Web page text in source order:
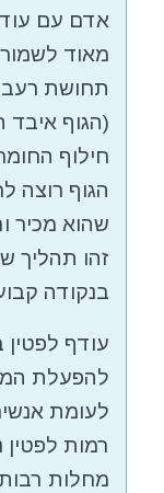
אדם עם
מאוד
תחושת רעב
(הגוף איבד
חילוף
הגוף רוצה
שהוא מכיר
זהו תהליך
בנקודה
עודף
להפעלת
לעומת
רמות לפטין
מחלות